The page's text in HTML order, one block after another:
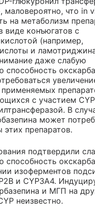
маловероятно, что in
на метаболизм
виде конъюгатов c
(например,
и
даже слабую
с участием
В
может
препаратов.
подтвердили
изоферментов
и CYP3A4.
и МГП на
неизвестно.